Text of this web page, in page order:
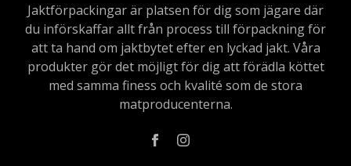
Jaktförpackingar är platsen för dig som jägare där
du införskaffar allt från process till förpackning för
att ta hand om jaktbytet efter en lyckad jakt. Våra
produkter gör det möjligt för dig att förädla köttet
med samma finess och kvalité som de stora
matproducenterna.